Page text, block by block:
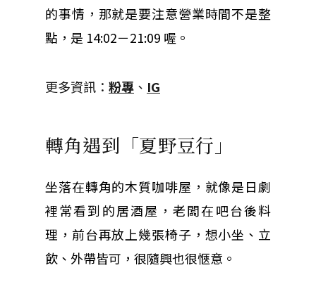
的事情，那就是要注意營業時間不是整
點，是 14:02－21:09 喔。
更多資訊： 粉專 、 IG
轉角遇到「夏野豆行」
坐落在轉角的木質咖啡屋，就像是日劇
裡常看到的居酒屋，老闆在吧台後料
理，前台再放上幾張椅子，想小坐、立
飲、外帶皆可，很隨興也很愜意。